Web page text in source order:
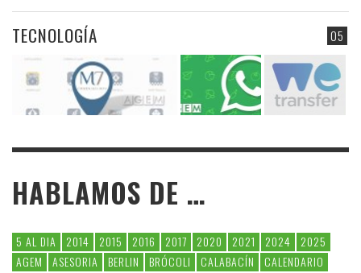
05
TECNOLOGÍA
HABLAMOS DE …
5 AL DIA 2014 2015 2016 2017 2020 2021 2024
2025
AGEM
ASESORIA BERLIN BRÓCOLI CALABACÍN
CALENDARIO